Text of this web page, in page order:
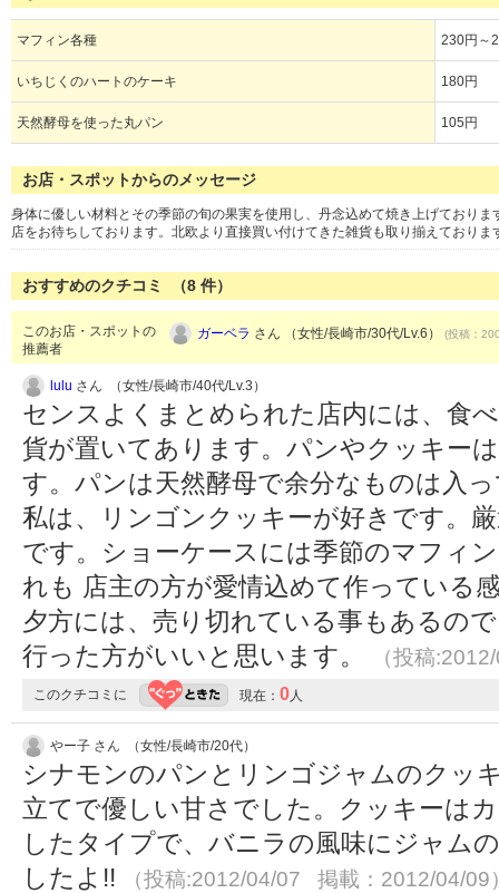
マフィン各種 230円～
いちじくのハートのケーキ 180円
天然酵母を使った丸パン 105円
お店・スポットからのメッセージ
身体に優しい材料とその季節の旬の果実を使用し、丹念込めて焼き上げており
店をお待ちしております。北欧より直接買い付けてきた雑貨も取り揃えておりま
おすすめのクチコミ （8 件）
このお店・スポットの
推薦者
ガーベラ さん （女性/長崎市/30代/Lv.6） (投稿：
lulu さん （女性/長崎市/40代/Lv.3）
センスよくまとめられた店内には、食
貨が置いてあります。パンやクッキー
す。パンは天然酵母で余分なものは入
私は、リンゴンクッキーが好きです。
です。ショーケースには季節のマフィ
れも 店主の方が愛情込めて作っている
夕方には、売り切れている事もあるの
行った方がいいと思います。
（投稿
このクチコミに 現在： 0人
やー子 さん （女性/長崎市/20代）
シナモンのパンとリンゴジャムのクッ
立てで優しい甘さでした。クッキーは
したタイプで、バニラの風味にジャム
したよ!!
（投稿:2012/04/07 掲載：2012/04/09